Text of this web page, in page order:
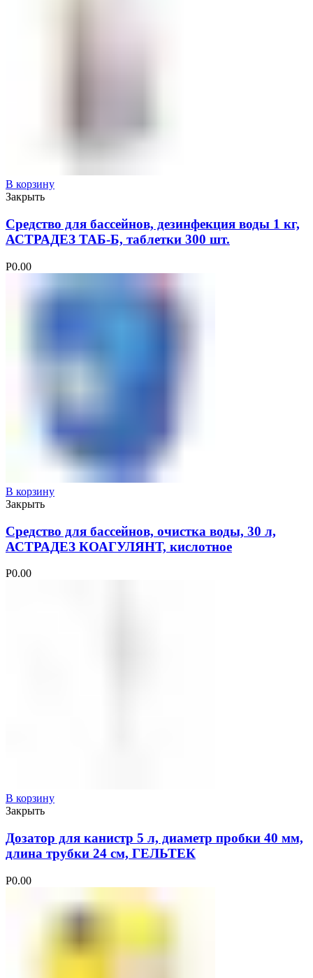
В корзину
Закрыть
Средство для бассейнов, дезинфекция воды 1 кг,
АСТРАДЕЗ ТАБ-Б, таблетки 300 шт.
Р0.00
В корзину
Закрыть
Средство для бассейнов, очистка воды, 30 л,
АСТРАДЕЗ КОАГУЛЯНТ, кислотное
Р0.00
В корзину
Закрыть
Дозатор для канистр 5 л, диаметр пробки 40 мм,
длина трубки 24 см, ГЕЛЬТЕК
Р0.00